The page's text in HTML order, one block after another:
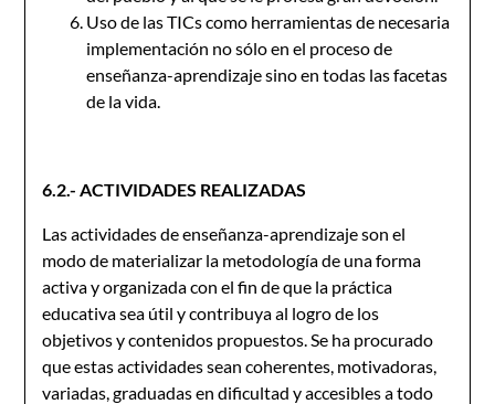
Uso de las TICs como herramientas de necesaria
implementación no sólo en el proceso de
enseñanza-aprendizaje sino en todas las facetas
de la vida.
6.2.- ACTIVIDADES REALIZADAS
Las actividades de enseñanza-aprendizaje son el
modo de materializar la metodología de una forma
activa y organizada con el fin de que la práctica
educativa sea útil y contribuya al logro de los
objetivos y contenidos propuestos. Se ha procurado
que estas actividades sean coherentes, motivadoras,
variadas, graduadas en dificultad y accesibles a todo